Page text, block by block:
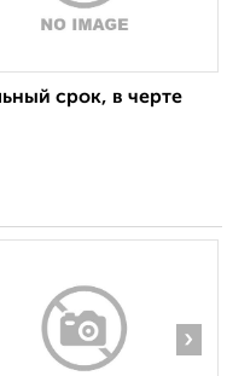
срок, в черте
›